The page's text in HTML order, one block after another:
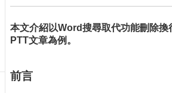
中
頁
聯
資
訊
本文介紹以Word搜尋取代功能刪除換
PTT文章為例。
前言